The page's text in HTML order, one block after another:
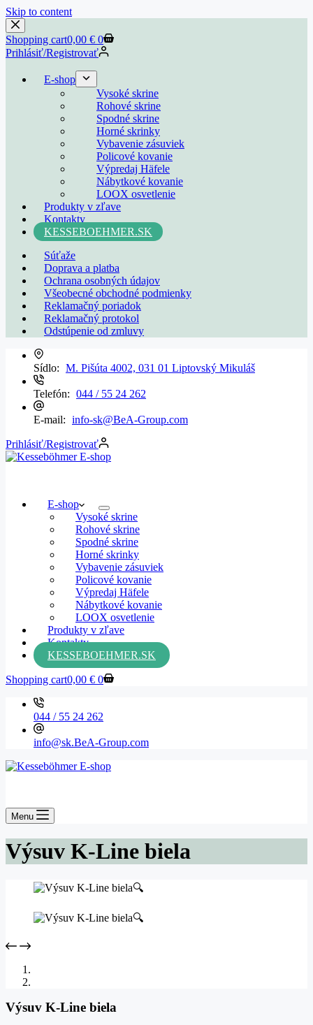
Skip to content
Shopping cart0,00 € 0
Prihlásiť/Registrovať
E-shop
Vysoké skrine
Rohové skrine
Spodné skrine
Horné skrinky
Vybavenie zásuviek
Policové kovanie
Výpredaj Häfele
Nábytkové kovanie
LOOX osvetlenie
Produkty v zľave
Kontakty
KESSEBOEHMER.SK
Súťaže
Doprava a platba
Ochrana osobných údajov
Všeobecné obchodné podmienky
Reklamačný poriadok
Reklamačný protokol
Odstúpenie od zmluvy
Sídlo: M. Pišúta 4002, 031 01 Liptovský Mikuláš
Telefón: 044 / 55 24 262
E-mail: info-sk@BeA-Group.com
Prihlásiť/Registrovať
E-shop
Vysoké skrine
Rohové skrine
Spodné skrine
Horné skrinky
Vybavenie zásuviek
Policové kovanie
Výpredaj Häfele
Nábytkové kovanie
LOOX osvetlenie
Produkty v zľave
Kontakty
KESSEBOEHMER.SK
Shopping cart0,00 € 0
044 / 55 24 262
info@sk.BeA-Group.com
Menu
Výsuv K-Line biela
🔍
🔍
Výsuv K-Line biela